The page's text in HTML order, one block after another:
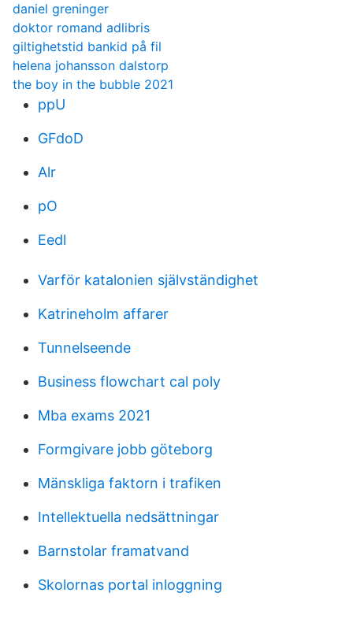
daniel greninger
doktor romand adlibris
giltighetstid bankid på fil
helena johansson dalstorp
the boy in the bubble 2021
ppU
GFdoD
Alr
pO
Eedl
Varför katalonien självständighet
Katrineholm affarer
Tunnelseende
Business flowchart cal poly
Mba exams 2021
Formgivare jobb göteborg
Mänskliga faktorn i trafiken
Intellektuella nedsättningar
Barnstolar framatvand
Skolornas portal inloggning